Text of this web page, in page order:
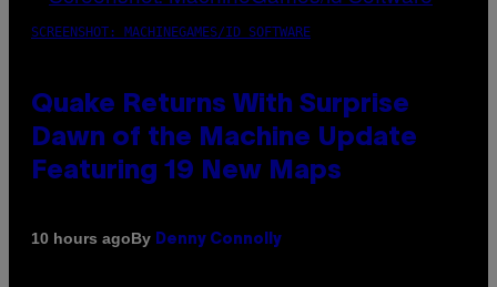
SCREENSHOT: MACHINEGAMES/ID SOFTWARE
Quake Returns With Surprise
Dawn of the Machine Update
Featuring 19 New Maps
10 hours agoBy Denny Connolly